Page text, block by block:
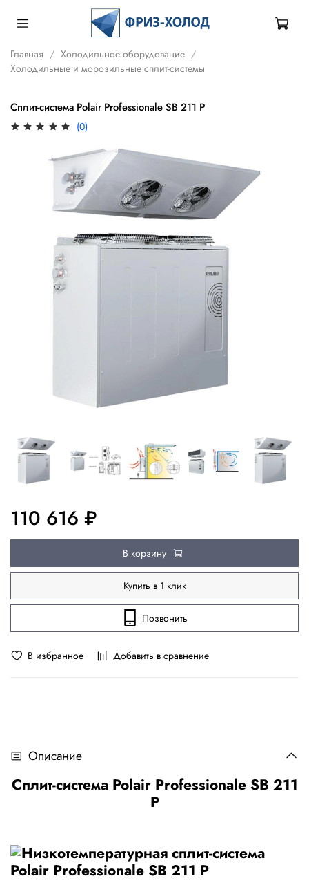
Главная
Холодильное оборудование
Холодильные и морозильные сплит-системы
Сплит-система Polair Professionale SB 211 P
(0)
В избранное Добавить в сравнение
110 616 ₽
В корзину
Купить в 1 клик
Позвонить
Описание
Сплит-система Polair Professionale SB 211
P